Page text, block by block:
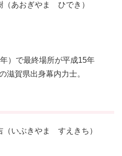
あおぎやま ひでき）
）で最終場所が平成15年
滋賀県出身幕内力士。
いぶきやま すえきち）